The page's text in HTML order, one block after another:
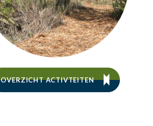
OVERZICHT ACTIVTEITEN